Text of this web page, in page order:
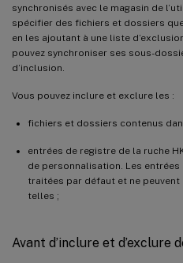
synchronisés avec le magasin de
spécifier des fichiers et dossiers
en les ajoutant à une liste
pouvez synchroniser ses sous-
d’inclusion.
Vous pouvez inclure et exclure les :
fichiers et dossiers contenus
entrées de registre de la ruche
de personnalisation. Les entrées
traitées par défaut et ne
telles ;
Avant d’inclure et d’exclure